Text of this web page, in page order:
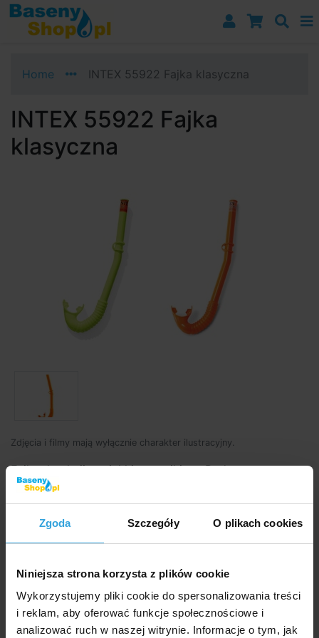
Zgoda Szczegóły O plikach cookies
Niniejsza strona korzysta z plików cookie
Wykorzystujemy pliki cookie do spersonalizowania treści
i reklam, aby oferować funkcje społecznościowe i
analizować ruch w naszej witrynie. Informacje o tym, jak
Przejdź do nawigacji
Przejdź do treści
Przejdź do paska bocznego
Home INTEX 55922 Fajka klasyczna
INTEX 55922 Fajka
klasyczna
Zdjęcia i filmy mają wyłącznie charakter ilustracyjny.
Fajka do akcji z miękkim ustnikiem. Podana cena
dotyczy 1 sztuki
Kod produktu: BP1032
Dostępność:Sprzedaż zakończona
Zapytaj sprzedawcę